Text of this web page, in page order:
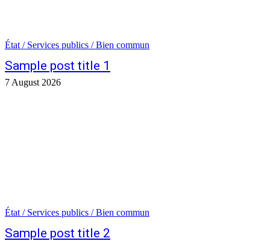
État / Services publics / Bien commun
Sample post title 1
7 August 2026
État / Services publics / Bien commun
Sample post title 2